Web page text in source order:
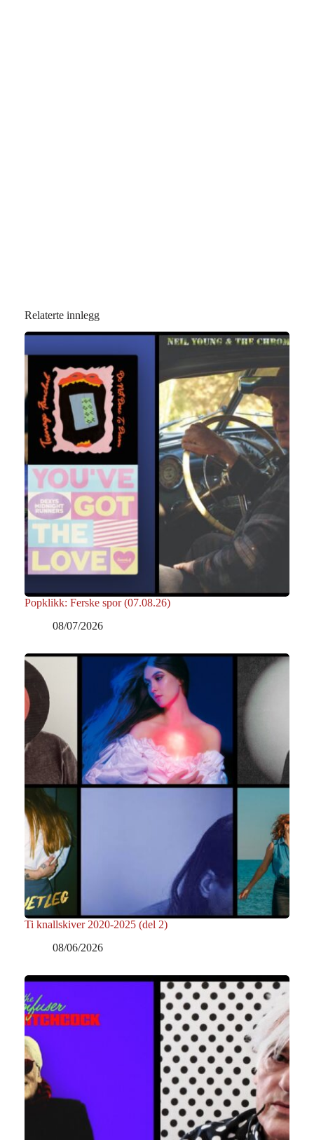
Relaterte innlegg
Popklikk: Ferske spor (07.08.26)
08/07/2026
Ti knallskiver 2020-2025 (del 2)
08/06/2026